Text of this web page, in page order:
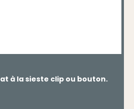
à la sieste clip ou bouton.